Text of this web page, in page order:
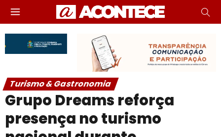
Turismo & Gastronomia
Grupo Dreams reforça
presença no turismo